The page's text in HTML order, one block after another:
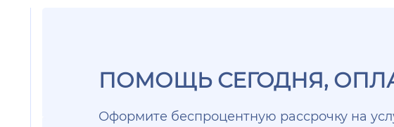
ПОМОЩЬ СЕГОДНЯ,
Оформите беспроцентную рассрочку на